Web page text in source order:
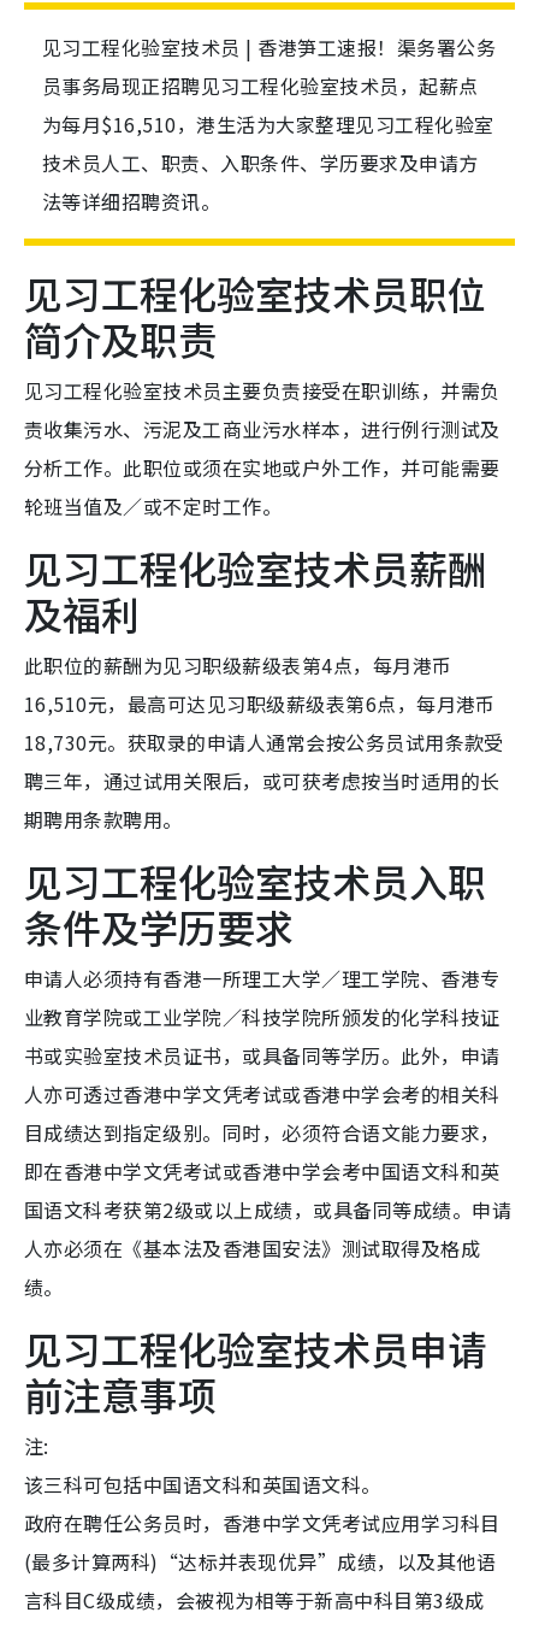
见习工程化验室技术员 | 香港笋工速报！渠务署公务
员事务局现正招聘见习工程化验室技术员，起薪点
为每月$16,510，港生活为大家整理见习工程化验室
技术员人工、职责、入职条件、学历要求及申请方
法等详细招聘资讯。
见习工程化验室技术员职位
简介及职责
见习工程化验室技术员主要负责接受在职训练，并需负
责收集污水、污泥及工商业污水样本，进行例行测试及
分析工作。此职位或须在实地或户外工作，并可能需要
轮班当值及／或不定时工作。
见习工程化验室技术员薪酬
及福利
此职位的薪酬为见习职级薪级表第4点，每月港币
16,510元，最高可达见习职级薪级表第6点，每月港币
18,730元。获取录的申请人通常会按公务员试用条款受
聘三年，通过试用关限后，或可获考虑按当时适用的长
期聘用条款聘用。
见习工程化验室技术员入职
条件及学历要求
申请人必须持有香港一所理工大学／理工学院、香港专
业教育学院或工业学院／科技学院所颁发的化学科技证
书或实验室技术员证书，或具备同等学历。此外，申请
人亦可透过香港中学文凭考试或香港中学会考的相关科
目成绩达到指定级别。同时，必须符合语文能力要求，
即在香港中学文凭考试或香港中学会考中国语文科和英
国语文科考获第2级或以上成绩，或具备同等成绩。申请
人亦必须在《基本法及香港国安法》测试取得及格成
绩。
见习工程化验室技术员申请
前注意事项
注:
该三科可包括中国语文科和英国语文科。
政府在聘任公务员时，香港中学文凭考试应用学习科目
(最多计算两科)“达标并表现优异”成绩，以及其他语
言科目C级成绩，会被视为相等于新高中科目第3级成